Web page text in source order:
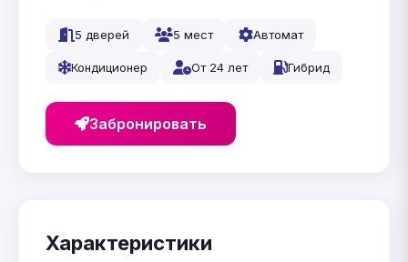
5 дверей 5 мест Автомат
Кондиционер От 24 лет Гибрид
Забронировать
Характеристики